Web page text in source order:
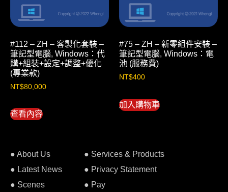
#112 – ZH – 客製化套裝 –
筆記型電腦, Windows：代
購+組裝+設定+調整+優化
(專業款)
NT$80,000
查看內容
#75 – ZH – 新零組件安裝 –
筆記型電腦, Windows：電
池 (服務費)
NT$400
加入購物車
● About Us
● Latest News
● Scenes
● Services & Products
● Privacy Statement
● Pay